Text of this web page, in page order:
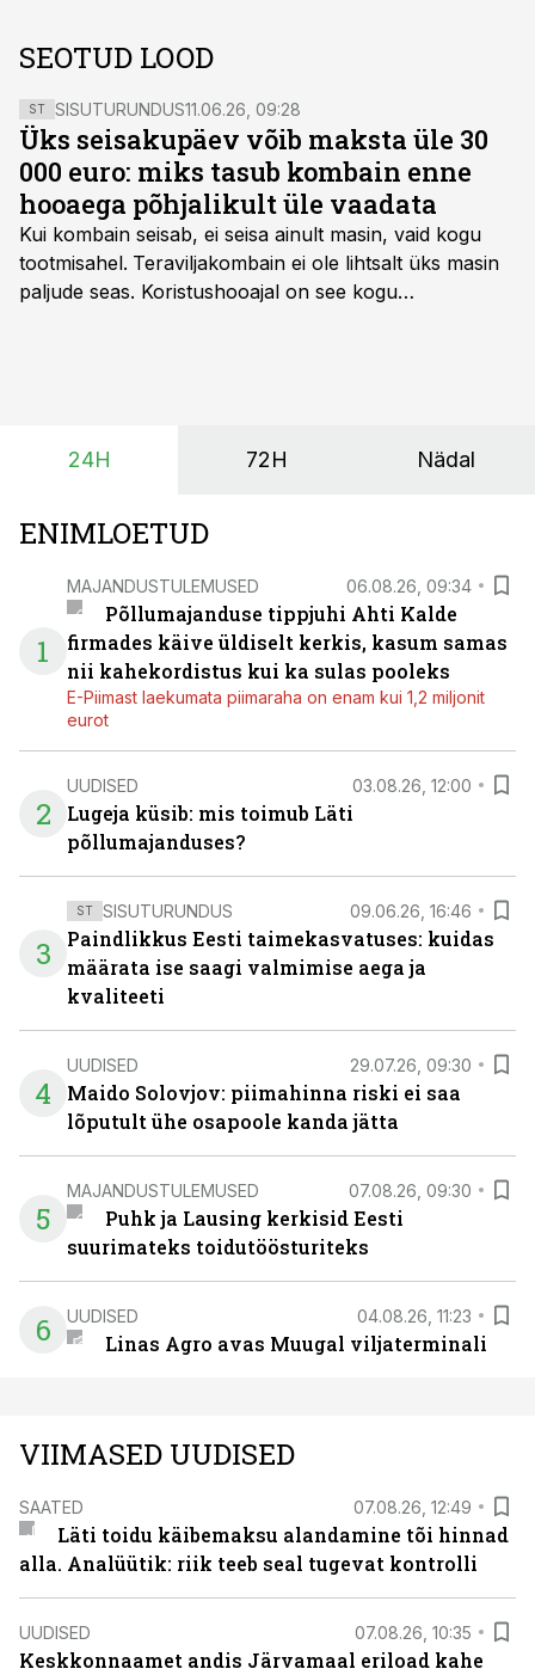
SEOTUD LOOD
ST SISUTURUNDUS11.06.26, 09:28
Üks seisakupäev võib maksta üle 30
000 euro: miks tasub kombain enne
hooaega põhjalikult üle vaadata
Kui kombain seisab, ei seisa ainult masin, vaid kogu
tootmisahel. Teraviljakombain ei ole lihtsalt üks masin
paljude seas. Koristushooajal on see kogu
24H 72H Nädal
ENIMLOETUD
1
MAJANDUSTULEMUSED 06.08.26, 09:34
Põllumajanduse tippjuhi Ahti Kalde
firmades käive üldiselt kerkis, kasum samas
nii kahekordistus kui ka sulas pooleks
E-Piimast laekumata piimaraha on enam kui 1,2 miljonit
eurot
2
UUDISED 03.08.26, 12:00
Lugeja küsib: mis toimub Läti
põllumajanduses?
3
ST SISUTURUNDUS 09.06.26, 16:46
Paindlikkus Eesti taimekasvatuses: kuidas
määrata ise saagi valmimise aega ja
kvaliteeti
4
UUDISED 29.07.26, 09:30
Maido Solovjov: piimahinna riski ei saa
lõputult ühe osapoole kanda jätta
5
MAJANDUSTULEMUSED 07.08.26, 09:30
Puhk ja Lausing kerkisid Eesti
suurimateks toidutöösturiteks
6 UUDISED 04.08.26, 11:23
Linas Agro avas Muugal viljaterminali
VIIMASED UUDISED
SAATED 07.08.26, 12:49
Läti toidu käibemaksu alandamine tõi hinnad
alla. Analüütik: riik teeb seal tugevat kontrolli
UUDISED 07.08.26, 10:35
Keskkonnaamet andis Järvamaal eriload kahe